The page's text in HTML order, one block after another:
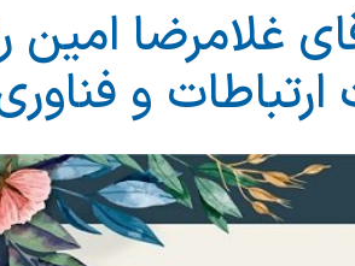
غلامرضا امین
ارتباطات و